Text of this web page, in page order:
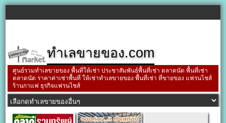
ทำเลขายของ.com
ศูนย์รวมทำเลขายของ พื้นที่ให้เช่า ประชาสัมพันธ์พื้นที่เช่า ตลาดนัด พื้นที่เช่า
ตลาดนัด ราคาค่าเช่าพื้นที่ ให้เช่าทำเลขายของ พื้นที่เช่า ที่ขายของ แฟรนไชส์
ร้านกาแฟ ธุรกิจแฟรนไชส์